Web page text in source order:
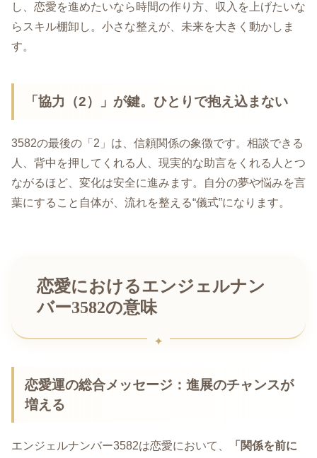
し、恋愛を進めたいなら時間の作り方、収入を上げたいな
らスキル棚卸し。小さな整えが、未来を大きく動かしま
す。
「協力（2）」が鍵。ひとりで抱え込まない
3582の最後の「2」は、信頼関係の象徴です。相談できる
人、背中を押してくれる人、現実的な助言をくれる人とつ
ながるほど、変化は安全に進みます。自分の夢や悩みを言
葉にすること自体が、流れを整える“儀式”になります。
恋愛におけるエンジェルナン
バー3582の意味
恋愛運の総合メッセージ：進展のチャンスが
増える
エンジェルナンバー3582は恋愛において、
「関係を前に